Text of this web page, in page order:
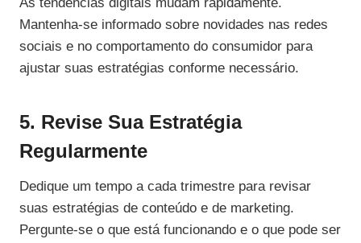
Mantenha-se informado sobre novidades nas redes
sociais e no comportamento do consumidor para
ajustar suas estratégias conforme necessário.
5. Revise Sua Estratégia
Regularmente
Dedique um tempo a cada trimestre para revisar
suas estratégias de conteúdo e de marketing.
Pergunte-se o que está funcionando e o que pode ser